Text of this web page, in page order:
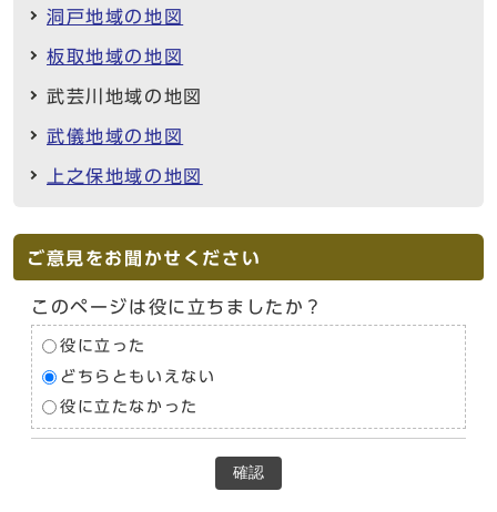
洞戸地域の地図
板取地域の地図
武芸川地域の地図
武儀地域の地図
上之保地域の地図
ご意見をお聞かせください
このページは役に立ちましたか？
役に立った
どちらともいえない
役に立たなかった
確認